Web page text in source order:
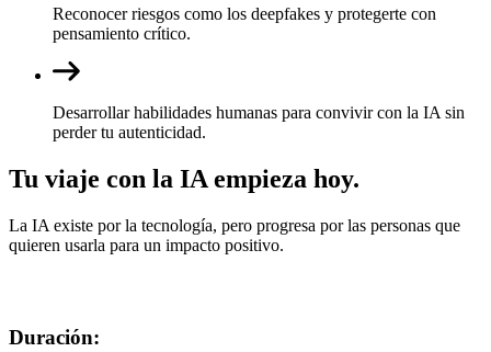
Reconocer riesgos como los deepfakes y protegerte con
pensamiento crítico.
Desarrollar habilidades humanas para convivir con la IA sin
perder tu autenticidad.
Tu viaje con la IA empieza hoy.
La IA existe por la tecnología, pero progresa por las personas que
quieren usarla para un impacto positivo.
Duración: